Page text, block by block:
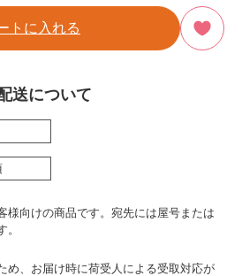
トに入れる
送について
様向けの商品です。宛先には屋号または
め、お届け時に荷受人による受取対応が